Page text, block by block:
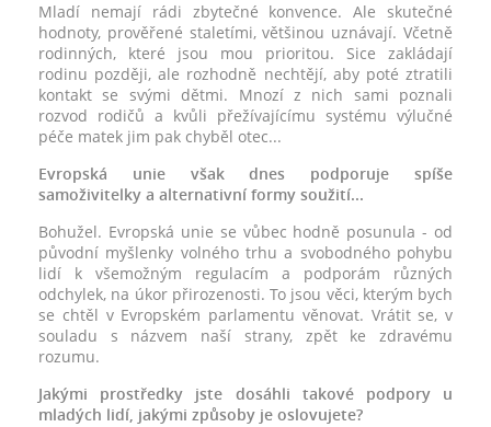
Mladí nemají rádi zbytečné konvence. Ale skutečné
hodnoty, prověřené staletími, většinou uznávají. Včetně
rodinných, které jsou mou prioritou. Sice zakládají
rodinu později, ale rozhodně nechtějí, aby poté ztratili
kontakt se svými dětmi. Mnozí z nich sami poznali
rozvod rodičů a kvůli přežívajícímu systému výlučné
péče matek jim pak chyběl otec...
Evropská unie však dnes podporuje spíše
samoživitelky a alternativní formy soužití...
Bohužel. Evropská unie se vůbec hodně posunula - od
původní myšlenky volného trhu a svobodného pohybu
lidí k všemožným regulacím a podporám různých
odchylek, na úkor přirozenosti. To jsou věci, kterým bych
se chtěl v Evropském parlamentu věnovat. Vrátit se, v
souladu s názvem naší strany, zpět ke zdravému
rozumu.
Jakými prostředky jste dosáhli takové podpory u
mladých lidí, jakými způsoby je oslovujete?